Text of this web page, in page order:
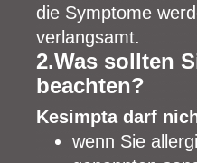
die Symptome
verlangsamt.
2.Was sollten
beachten?
Kesimpta darf
wenn Sie